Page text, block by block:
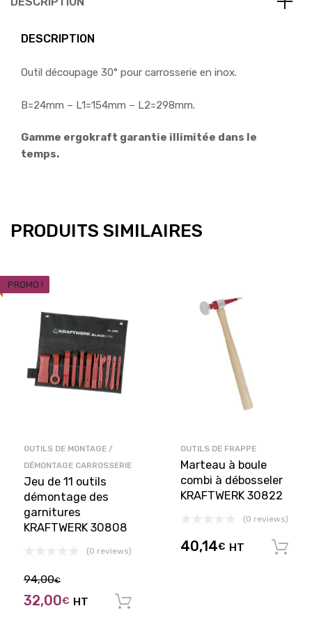
DESCRIPTION
Outil découpage 30° pour carrosserie en inox.
B=24mm – L1=154mm – L2=298mm.
Gamme ergokraft garantie illimitée dans le
temps.
PRODUITS SIMILAIRES
PROMO !
OUTILS DE MONTAGE /
DÉMONTAGE CARROSSERIE
Jeu de 11 outils
démontage des
garnitures
KRAFTWERK 30808
(0 reviews)
94,00€
32,00€ HT
OUTILS DE FRAPPE
Marteau à boule
combi à débosseler
KRAFTWERK 30822
(0 reviews)
40,14€ HT